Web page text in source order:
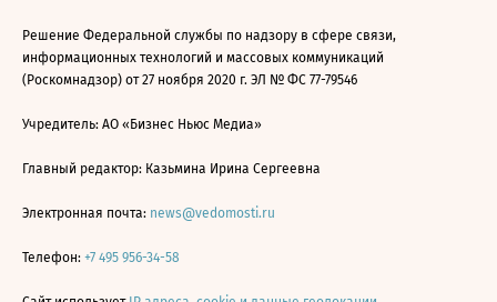
Решение Федеральной службы по надзору в сфере связи,
информационных технологий и массовых коммуникаций
(Роскомнадзор) от 27 ноября 2020 г. ЭЛ № ФС 77-79546
Учредитель: АО «Бизнес Ньюс Медиа»
Главный редактор: Казьмина Ирина Сергеевна
Электронная почта: news@vedomosti.ru
Телефон: +7 495 956-34-58